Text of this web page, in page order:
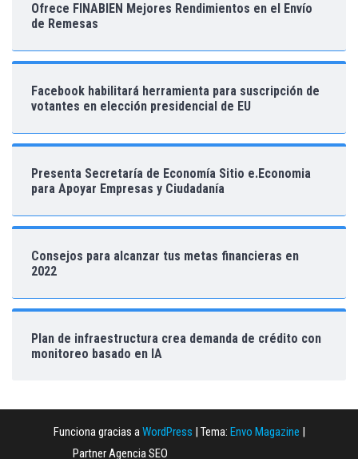
Ofrece FINABIEN Mejores Rendimientos en el Envío
de Remesas
Facebook habilitará herramienta para suscripción de
votantes en elección presidencial de EU
Presenta Secretaría de Economía Sitio e.Economia
para Apoyar Empresas y Ciudadanía
Consejos para alcanzar tus metas financieras en
2022
Plan de infraestructura crea demanda de crédito con
monitoreo basado en IA
Funciona gracias aWordPress Tema: Envo Magazine
Partner Agencia SEO